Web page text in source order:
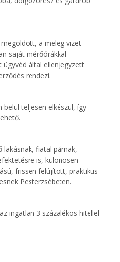
a meleg vizet
saját mérőórákkal
ügyvéd által ellenjegyzett
rendezi.
belül teljesen elkészül, így
lakásnak, fiatal párnak,
is, különösen
frissen felújított, praktikus
Pesterzsébeten.
ingatlan 3 százalékos hitellel